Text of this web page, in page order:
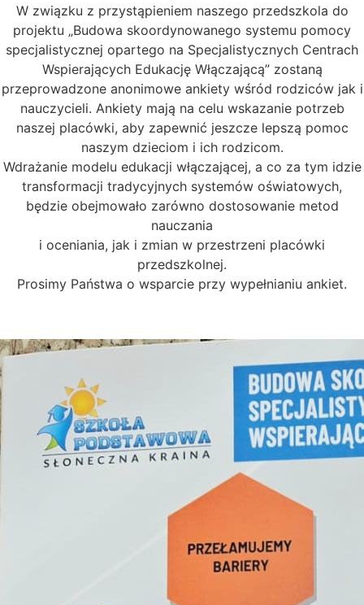
W związku z przystąpieniem naszego przedszkola do
projektu „Budowa skoordynowanego systemu pomocy
specjalistycznej opartego na Specjalistycznych Centrach
Wspierających Edukację Włączającą” zostaną
przeprowadzone anonimowe ankiety wśród rodziców jak i
nauczycieli. Ankiety mają na celu wskazanie potrzeb
naszej placówki, aby zapewnić jeszcze lepszą pomoc
naszym dzieciom i ich rodzicom.
Wdrażanie modelu edukacji włączającej, a co za tym idzie
transformacji tradycyjnych systemów oświatowych,
będzie obejmowało zarówno dostosowanie metod
nauczania
i oceniania, jak i zmian w przestrzeni placówki
przedszkolnej.
Prosimy Państwa o wsparcie przy wypełnianiu ankiet.